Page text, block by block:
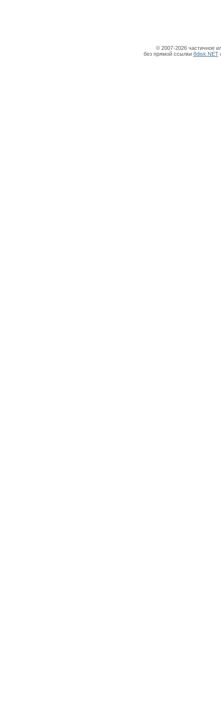
© 2007-2026 частичное
без прямой ссылки 8disk.NET